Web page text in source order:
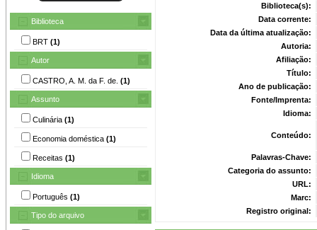
Biblioteca
BRT (1)
Autor
CASTRO, A. M. da F. de. (1)
Assunto
Culinária (1)
Economia doméstica (1)
Receitas (1)
Idioma
Português (1)
Tipo do arquivo
Biblioteca(s):
Data corrente:
Data da última atualização:
Autoria:
Afiliação:
Título:
Ano de publicação:
Fonte/Imprenta:
Idioma:
Conteúdo:
Palavras-Chave:
Categoria do assunto:
URL:
Marc:
Registro original: